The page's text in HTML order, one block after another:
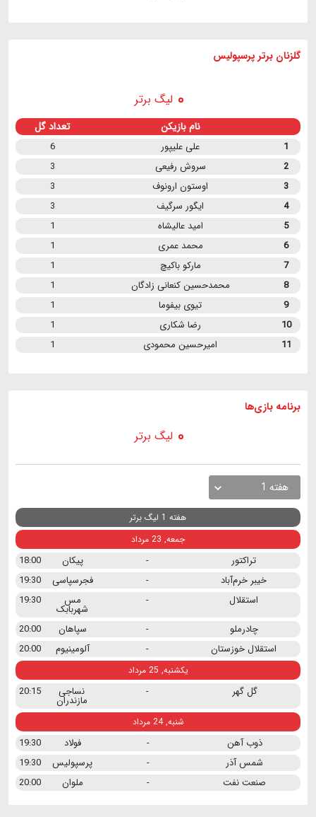
گلزنان برتر پرسپولیس
لیگ برتر
نام بازیکن تعداد گل
1 علی علیپور
6
2
سروش رفیعی
3
3
اوستون ارونوف
3
4
ایگور سرگیف
3
5
امید عالیشاه
1
6
محمد عمری
1
7
مارکو باکیچ
1
8
محمدحسین کنعانی زادگان
1
9
تیوی بیفوما
1
10
رضا شکاری
1
11
امیرحسین محمودی 1
برنامه بازی ها
لیگ برتر
هفته 1
هفته 1 لیگ برتر
جمعه, 23 مرداد
تراکتور - پیکان
18:00
خیبر خرم‌آباد
- فجرسپاسی
19:30
استقلال
- مس
شهربابک
19:30
چادرملو
- سپاهان
20:00
استقلال خوزستان
- آلومینیوم 20:00
یکشنبه, 25 مرداد
گل گهر - نساجی
مازندران
20:15
شنبه, 24 مرداد
ذوب آهن - فولاد
19:30
شمس آذر
- پرسپولیس
19:30
صنعت نفت
- ملوان 20:00